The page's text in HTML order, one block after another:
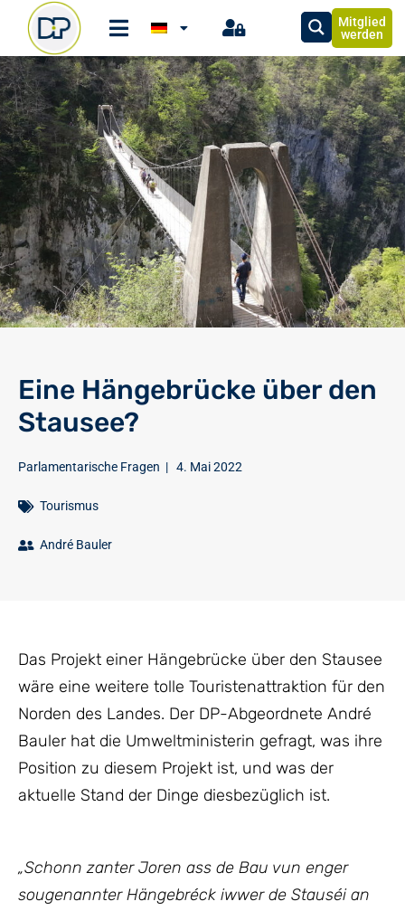
Mitglied
werden
Eine Hängebrücke über den
Stausee?
Parlamentarische Fragen | 4. Mai 2022
Tourismus
André Bauler
Das Projekt einer Hängebrücke über den Stausee
wäre eine weitere tolle Touristenattraktion für den
Norden des Landes. Der DP-Abgeordnete André
Bauler hat die Umweltministerin gefragt, was ihre
Position zu diesem Projekt ist, und was der
aktuelle Stand der Dinge diesbezüglich ist.
„Schonn zanter Joren ass de Bau vun enger
sougenannter Hängebréck iwwer de Stauséi an